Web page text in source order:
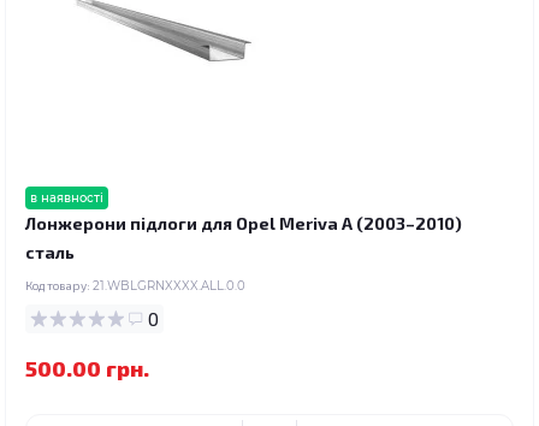
в наявності
Лонжерони підлоги для Opel Meriva A (2003–2010)
сталь
Код товару: 21.WBLGRNXXXX.ALL.0.0
0
500.00 грн.